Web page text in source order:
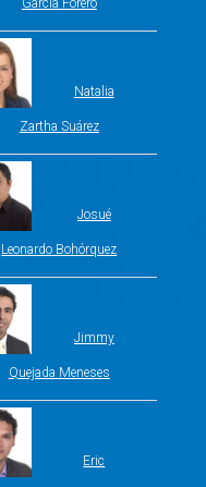
Garcia Forero
Natalia
Zartha Suárez
Josué
Leonardo Bohórquez
Jimmy
Quejada Meneses
Eric